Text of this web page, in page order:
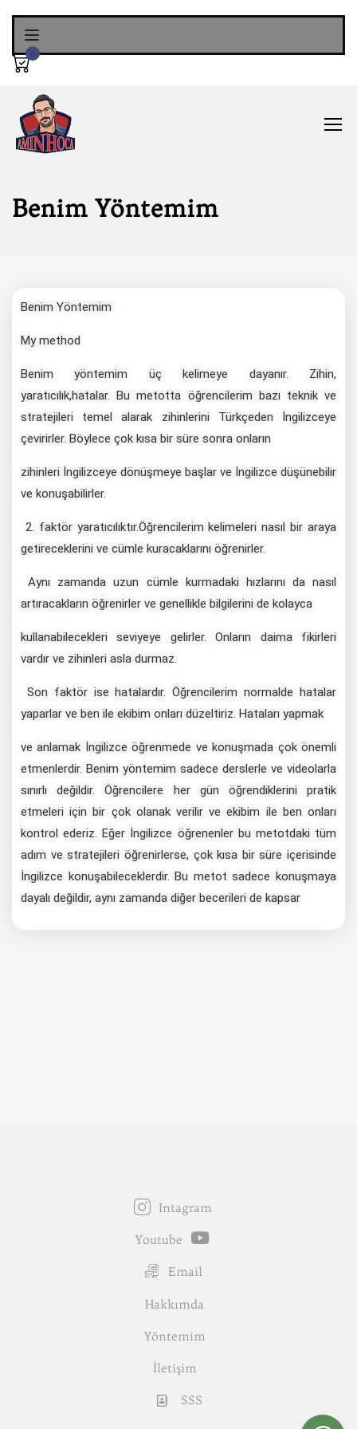
0
Benim Yöntemim
Benim Yöntemim
My method
Benim yöntemim üç kelimeye dayanır. Zihin,
yaratıcılık,hatalar. Bu metotta öğrencilerim bazı teknik ve
stratejileri temel alarak zihinlerini Türkçeden İngilizceye
çevirirler. Böylece çok kısa bir süre sonra onların
zihinleri İngilizceye dönüşmeye başlar ve İngilizce düşünebilir
ve konuşabilirler.
2. faktör yaratıcılıktır.Öğrencilerim kelimeleri nasıl bir araya
getireceklerini ve cümle kuracaklarını öğrenirler.
Aynı zamanda uzun cümle kurmadaki hızlarını da nasıl
artıracakların öğrenirler ve genellikle bilgilerini de kolayca
kullanabilecekleri seviyeye gelirler. Onların daima fikirleri
vardır ve zihinleri asla durmaz.
Son faktör ise hatalardır. Öğrencilerim normalde hatalar
yaparlar ve ben ile ekibim onları düzeltiriz. Hataları yapmak
ve anlamak İngilizce öğrenmede ve konuşmada çok önemli
etmenlerdir. Benim yöntemim sadece derslerle ve videolarla
sınırlı değildir. Öğrencilere her gün öğrendiklerini pratik
etmeleri için bir çok olanak verilir ve ekibim ile ben onları
kontrol ederiz. Eğer İngilizce öğrenenler bu metotdaki tüm
adım ve stratejileri öğrenirlerse, çok kısa bir süre içerisinde
İngilizce konuşabileceklerdir. Bu metot sadece konuşmaya
dayalı değildir, aynı zamanda diğer becerileri de kapsar
Intagram
Youtube
Email
Hakkımda
Yöntemim
İletişim
SSS